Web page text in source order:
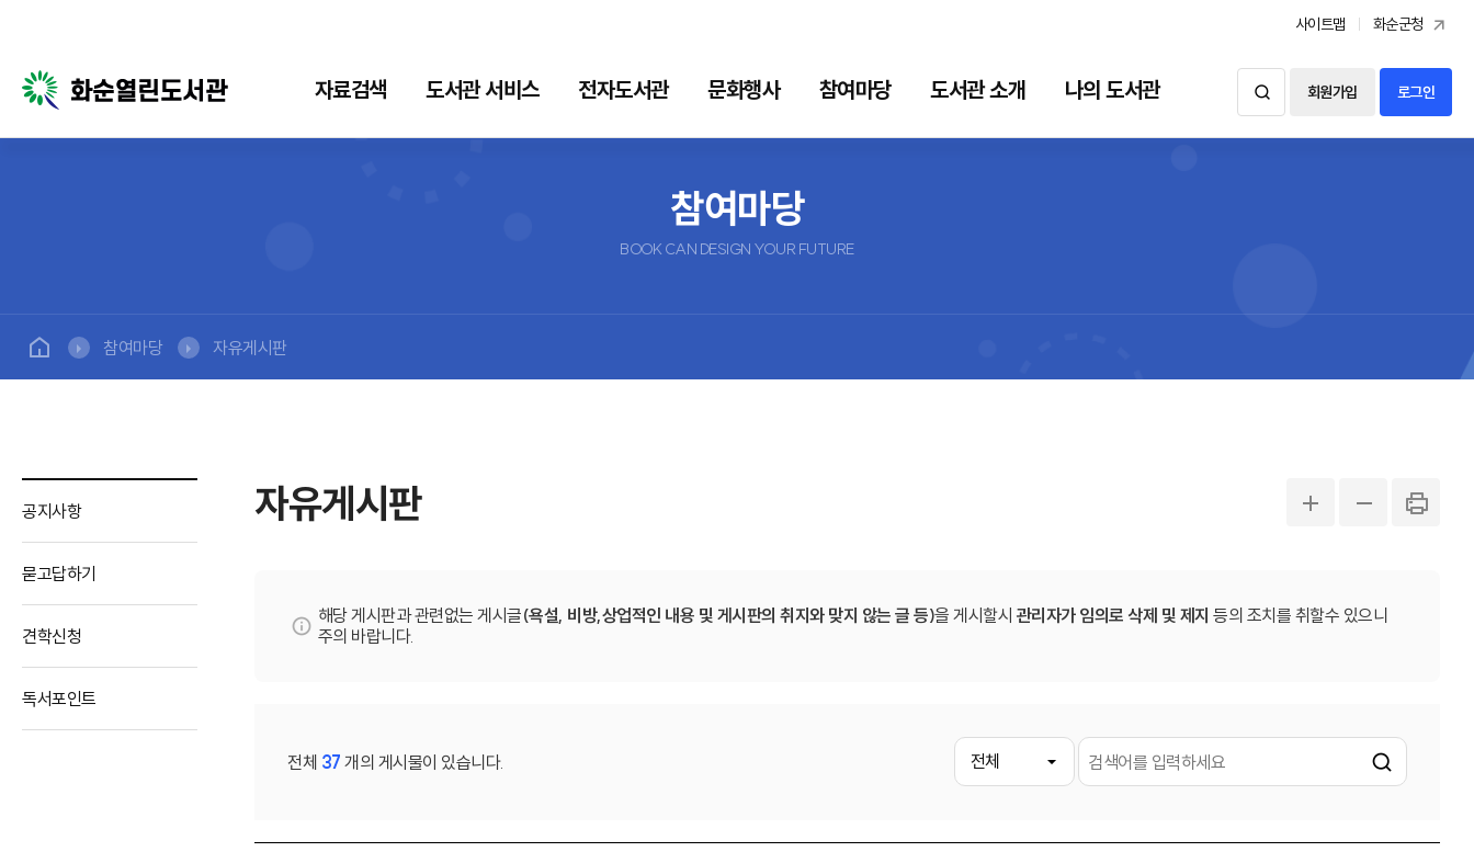
사이트맵 화순군청
자료검색 도서관 서비스 전자도서관 문화행사
문화행사
이달의행사
참여마당 도서관 소개 나의 도서관 회원가입 로그인
참여마당
BOOK CAN DESIGN YOUR FUTURE
참여마당 자유게시판
공지사항
묻고답하기
견학신청
독서포인트
자유게시판
해당 게시판과 관련없는 게시글(욕설, 비방,상업적인 내용 및 게시판의 취지와 맞지 않는 글 등)을 게시할시 관리자가 임의로 삭제 및 제지등의 조치를 취할수 있으니
주의 바랍니다.
전체 37 개의 게시물이 있습니다.